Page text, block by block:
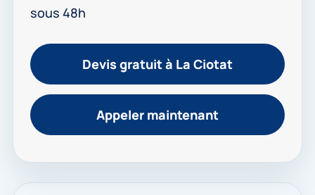
sous 48h
Devis gratuit à La Ciotat
Appeler maintenant